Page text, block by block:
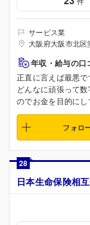
サービス業
大阪府大阪市北
年収・給与の口
正直に言えば最悪で
どんなに頑張って
のでお金を目的に
フォロ
28
日本生命保険相